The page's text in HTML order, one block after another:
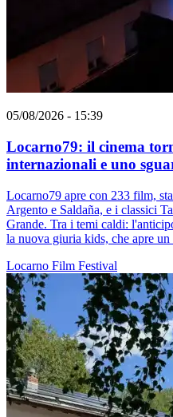
05/08/2026 - 15:39
Locarno79: il cinema
internazionali e uno
Locarno79 apre con 233 film,
Argento e Saldaña, e i classici
Grande. Tra i temi caldi:
la nuova giuria kids, che apre
Locarno Film Festival